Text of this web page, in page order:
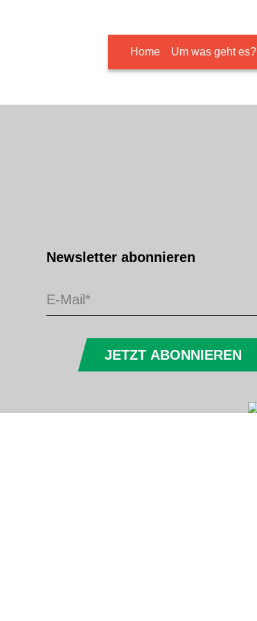
Home Um was geht es?
Newsletter abonnieren
JETZT ABONNIEREN